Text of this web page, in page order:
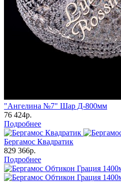
"Ангелина №7" Шар Д-800мм
76 424р.
Подробнее
Бергамос Квадратик
829 366р.
Подробнее